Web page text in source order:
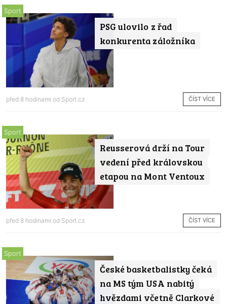
PSG ulovilo z řad
konkurenta záložníka
Sport
před 8 hodinami od Sport.cz ČÍST VÍCE
Reusserová drží na Tour
vedení před královskou
etapou na Mont Ventoux
Sport
před 8 hodinami od Sport.cz ČÍST VÍCE
České basketbalistky čeká
na MS tým USA nabitý
hvězdami včetně Clarkové
Sport